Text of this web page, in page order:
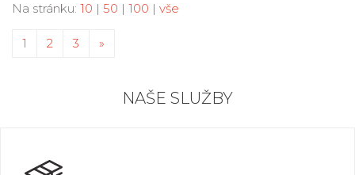
Na stránku: 10 | 50 | 100 | vše
1 2 3 »
NAŠE SLUŽBY